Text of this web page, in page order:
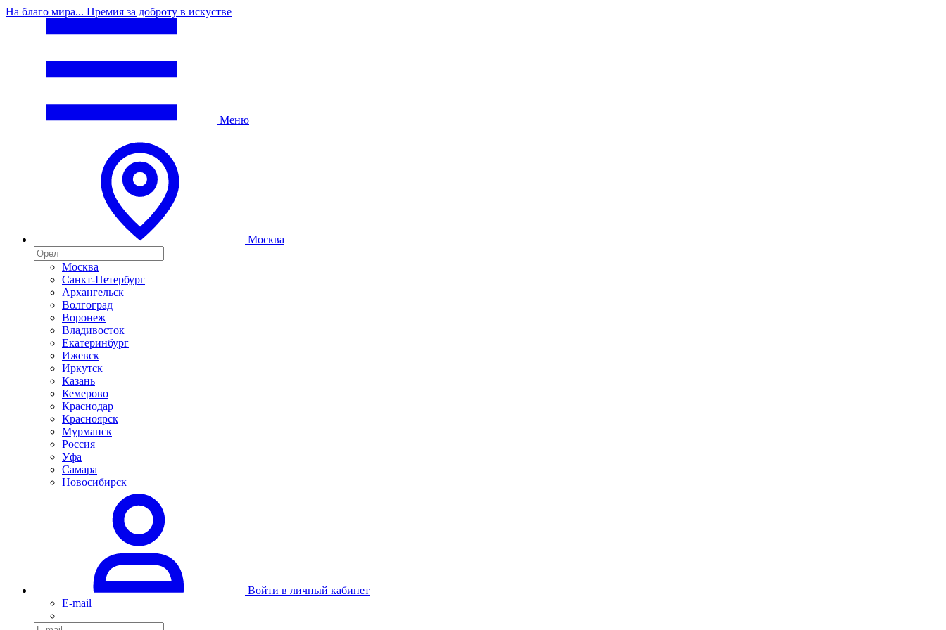
На благо мира... Премия за доброту в искустве
Меню
Москва
Москва
Санкт-Петербург
Архангельск
Волгоград
Воронеж
Владивосток
Екатеринбург
Ижевск
Иркутск
Казань
Кемерово
Краснодар
Красноярск
Мурманск
Россия
Уфа
Самара
Новосибирск
Войти в личный кабинет
E-mail